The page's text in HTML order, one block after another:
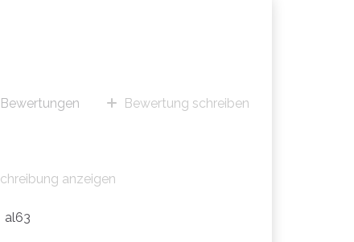
Bewertungen Bewertung schreiben
anzeigen
al63